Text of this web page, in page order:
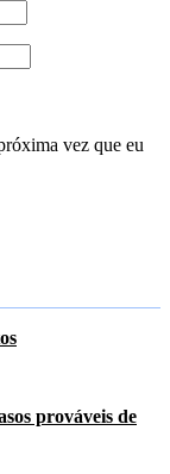
vez que eu
prováveis de